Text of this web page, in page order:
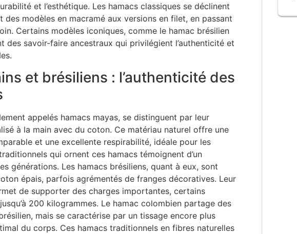
et l’esthétique. Les hamacs classiques se déclinent
des modèles en macramé aux versions en filet, en passant
Certains modèles iconiques, comme le hamac brésilien
des savoir-faire ancestraux qui privilégient l’authenticité et
et brésiliens : l’authenticité des
appelés hamacs mayas, se distinguent par leur
à la main avec du coton. Ce matériau naturel offre une
et une excellente respirabilité, idéale pour les
qui ornent ces hamacs témoignent d’un
générations. Les hamacs brésiliens, quant à eux, sont
épais, parfois agrémentés de franges décoratives. Leur
de supporter des charges importantes, certains
200 kilogrammes. Le hamac colombien partage des
mais se caractérise par un tissage encore plus
du corps. Ces hamacs traditionnels en fibres naturelles